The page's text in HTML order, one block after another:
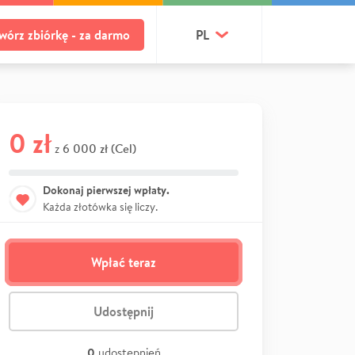
zbiórkę - za darmo PL
0 zł z 6 000 zł (Cel)
Dokonaj pierwszej wpłaty.
Każda złotówka się liczy.
Wpłać teraz
Udostępnij